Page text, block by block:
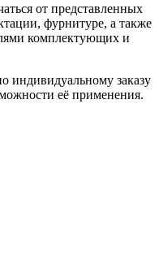
от представленных
фурнитуре, а также
комплектующих и
индивидуальному заказу
её применения.